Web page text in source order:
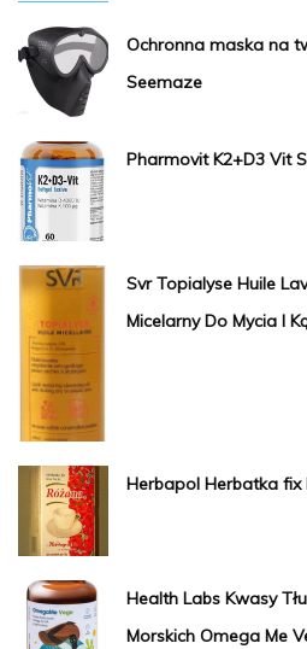
Ochronna maska na
Seemaze
Pharmovit K2+D3 Vit
Svr Topialyse Huile
Micelarny Do Mycia I
Herbapol Herbatka fix
Health Labs Kwasy
Morskich Omega Me